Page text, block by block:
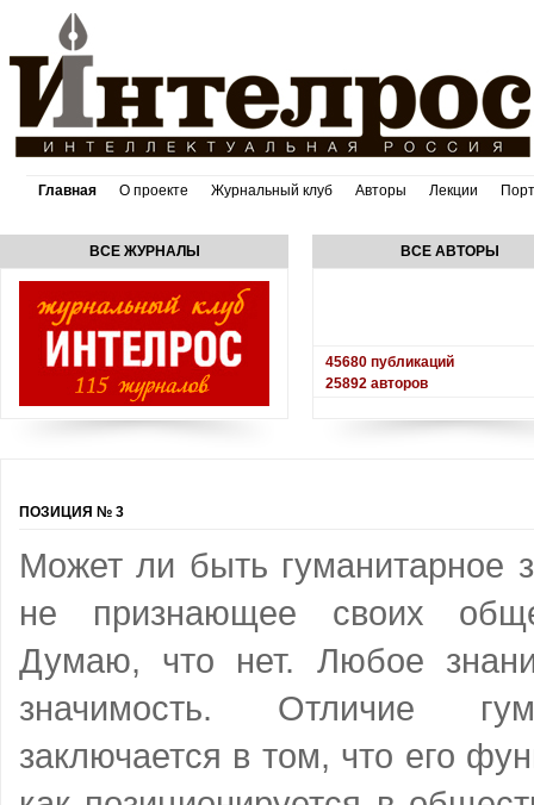
Главная О проекте Журнальный клуб Авторы Лекции
ВСЕ ЖУРНАЛЫ ВСЕ АВТОРЫ
45680 публикаций
25892 авторов
ПОЗИЦИЯ № 3
Может ли быть гуманитарное
не признающее своих
Думаю, что нет. Любое
значимость. Отличие
заключается в том, что его